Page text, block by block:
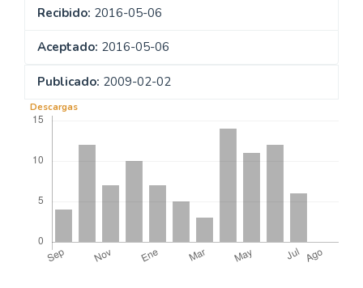
Recibido: 2016-05-06
Aceptado: 2016-05-06
Publicado: 2009-02-02
Descargas